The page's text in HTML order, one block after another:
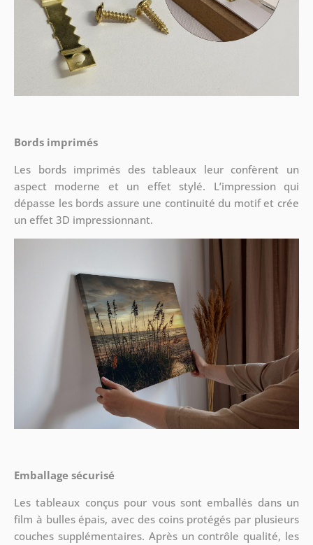
Bords imprimés
Les bords imprimés des tableaux leur confèrent un
aspect moderne et un effet stylé. L’impression qui
dépasse les bords assure une continuité du motif et crée
un effet 3D impressionnant.
Emballage sécurisé
Les tableaux conçus pour vous sont emballés dans un
film à bulles épais, avec des coins protégés par plusieurs
couches supplémentaires. Après un contrôle qualité, les